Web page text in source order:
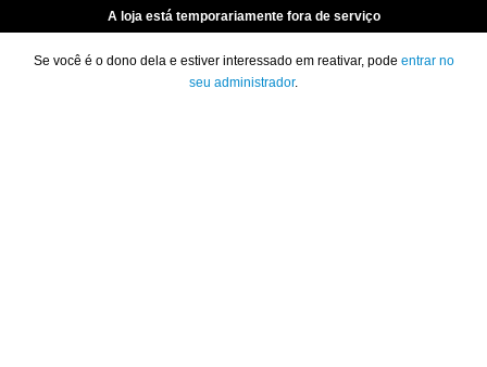
A loja está temporariamente fora de serviço
Se você é o dono dela e estiver interessado em reativar, pode entrar no
seu administrador.